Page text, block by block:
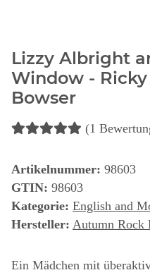
Lizzy Albright
Window -
Bowser
(1
Artikelnummer: 98603
GTIN: 98603
Kategorie: English and
Hersteller: Autumn Rock
Ein Mädchen mit